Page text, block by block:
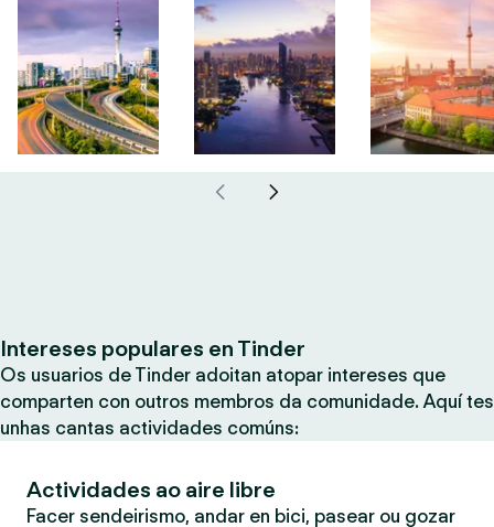
Intereses populares en Tinder
Os usuarios de Tinder adoitan atopar intereses que
comparten con outros membros da comunidade. Aquí tes
unhas cantas actividades comúns:
Actividades ao aire libre
Facer sendeirismo, andar en bici, pasear ou gozar